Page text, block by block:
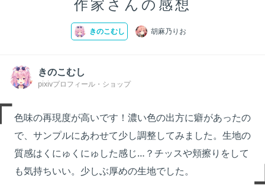
きのこむし 胡麻乃りお
きのこむし
pixivプロフィール ショップ
色味の再現度が高いです！濃い色の出方に癖があったの
で、サンプルにあわせて少し調整してみました。生地の
質感はくにゅくにゅした感じ…？チッスや頬擦りをして
も気持ちいい。少しぶ厚めの生地でした。